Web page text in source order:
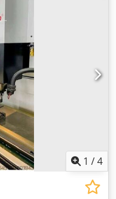
1 /4